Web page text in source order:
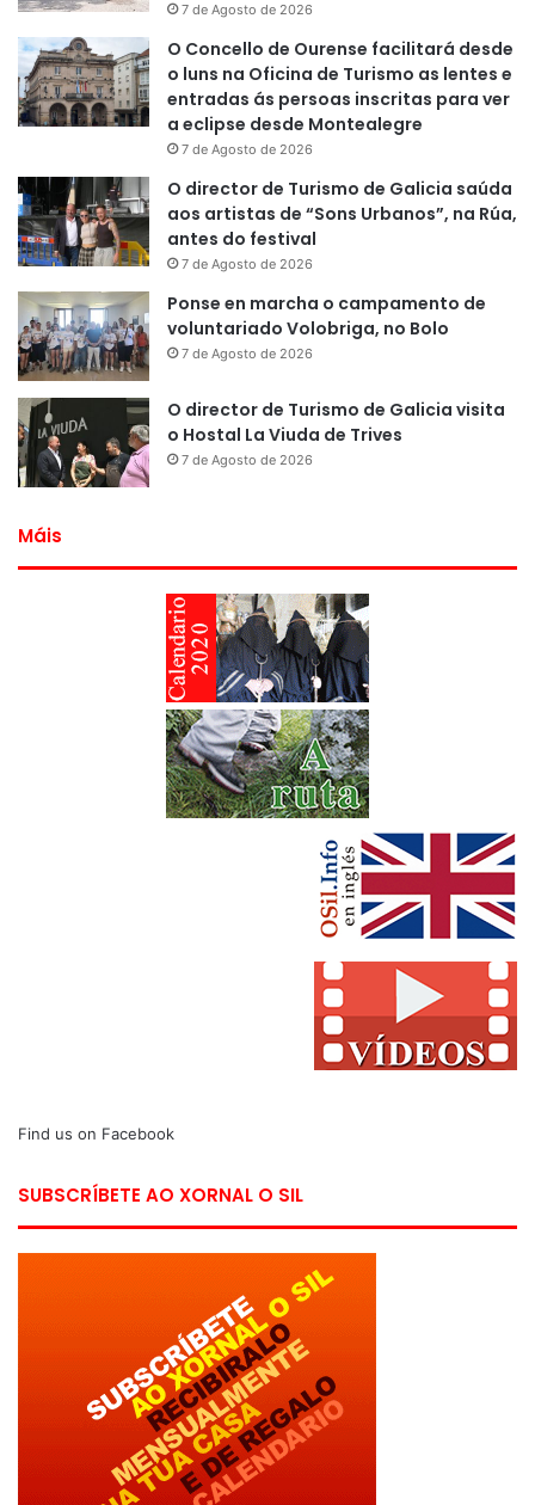
7 de Agosto de 2026
O Concello de Ourense facilitará desde
o luns na Oficina de Turismo as lentes e
entradas ás persoas inscritas para ver
a eclipse desde Montealegre
7 de Agosto de 2026
O director de Turismo de Galicia saúda
aos artistas de “Sons Urbanos”, na Rúa,
antes do festival
7 de Agosto de 2026
Ponse en marcha o campamento de
voluntariado Volobriga, no Bolo
7 de Agosto de 2026
O director de Turismo de Galicia visita
o Hostal La Viuda de Trives
7 de Agosto de 2026
Máis
Find us on Facebook
SUBSCRÍBETE AO XORNAL O SIL